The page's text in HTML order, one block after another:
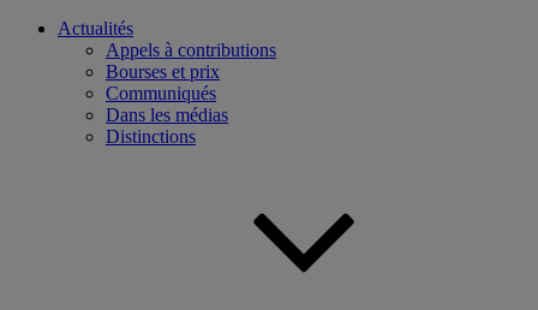
Actualités
Appels à contributions
Bourses et prix
Communiqués
Dans les médias
Distinctions